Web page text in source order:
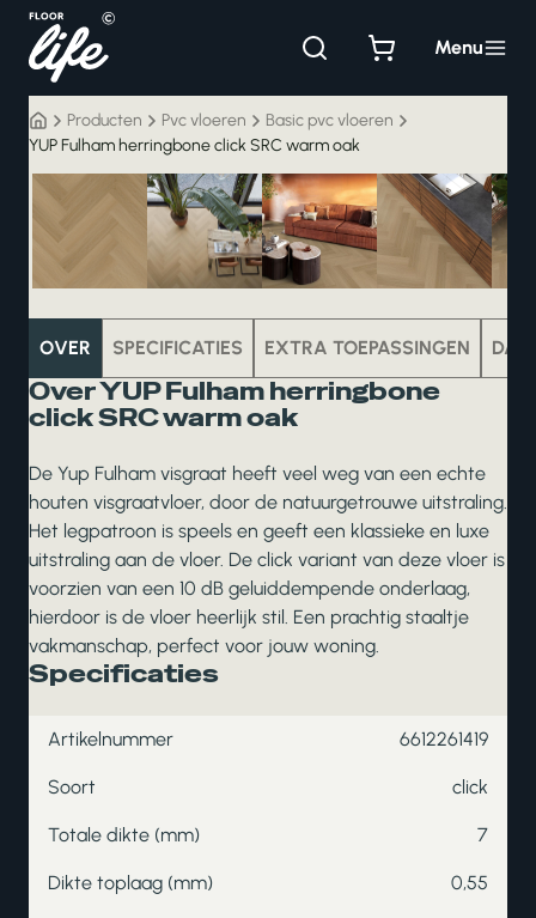
inhoud
Menu
Producten Pvc vloeren
Basic pvc vloeren
YUP Fulham herringbone click SRC warm oak
pvc
OVER SPECIFICATIES EXTRA TOEPASSINGEN
Over YUP Fulham herringbone
click SRC warm oak
De Yup Fulham visgraat heeft veel weg van een echte
houten visgraatvloer, door de natuurgetrouwe uitstraling.
Het legpatroon is speels en geeft een klassieke en luxe
uitstraling aan de vloer. De click variant van deze vloer is
voorzien van een 10 dB geluiddempende onderlaag,
hierdoor is de vloer heerlijk stil. Een prachtig staaltje
vakmanschap, perfect voor jouw woning.
Specificaties
Artikelnummer 6612261419
Soort click
Totale dikte (mm) 7
Dikte toplaag (mm) 0,55